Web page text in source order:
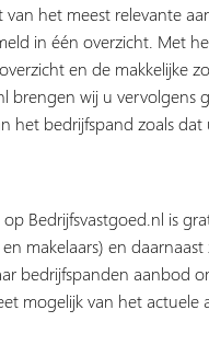
van het meest relevante
in één overzicht. Met
en de makkelijke
brengen wij u vervolgens
het bedrijfspand zoals dat
Bedrijfsvastgoed.nl is
makelaars) en
bedrijfspanden aanbod
mogelijk van het actuele